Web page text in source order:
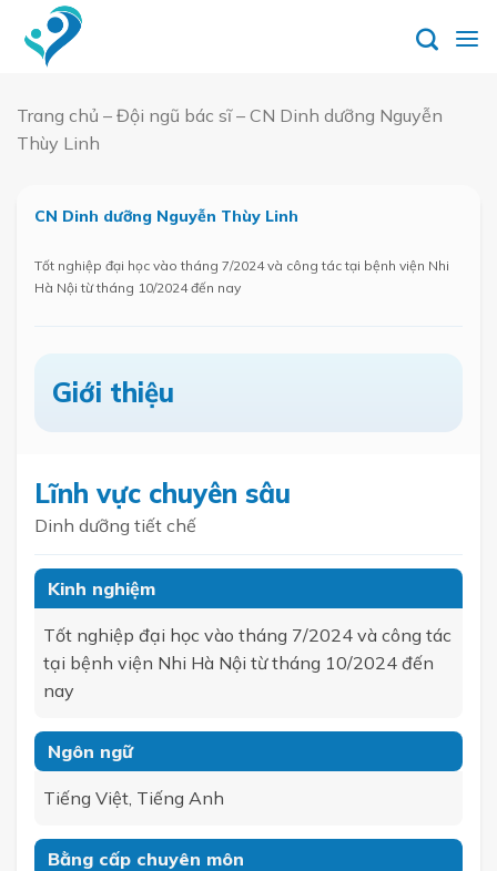
content
Trang chủ – Đội ngũ bác sĩ– CN Dinh dưỡng Nguyễn
Thùy Linh
hẹn
CN Dinh dưỡng Nguyễn Thùy Linh
Tốt nghiệp đại học vào tháng 7/2024 và công tác tại bệnh viện Nhi
Hà Nội từ tháng 10/2024 đến nay
Giới thiệu
Lĩnh vực chuyên sâu
Dinh dưỡng tiết chế
Kinh nghiệm
Tốt nghiệp đại học vào tháng 7/2024 và công tác
tại bệnh viện Nhi Hà Nội từ tháng 10/2024 đến
nay
Ngôn ngữ
Tiếng Việt, Tiếng Anh
Bằng cấp chuyên môn